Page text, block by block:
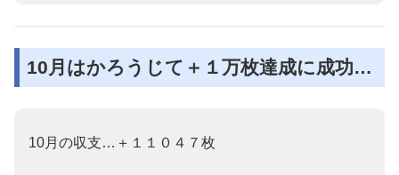
10月はかろうじて＋１万枚達成に成功…
10月の収支…＋１１０４７枚